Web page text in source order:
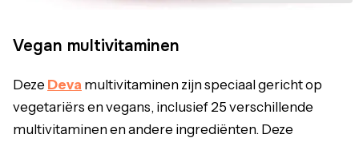
Vegan multivitaminen
Deze Deva multivitaminen zijn speciaal gericht op
vegetariërs en vegans, inclusief 25 verschillende
multivitaminen en andere ingrediënten. Deze